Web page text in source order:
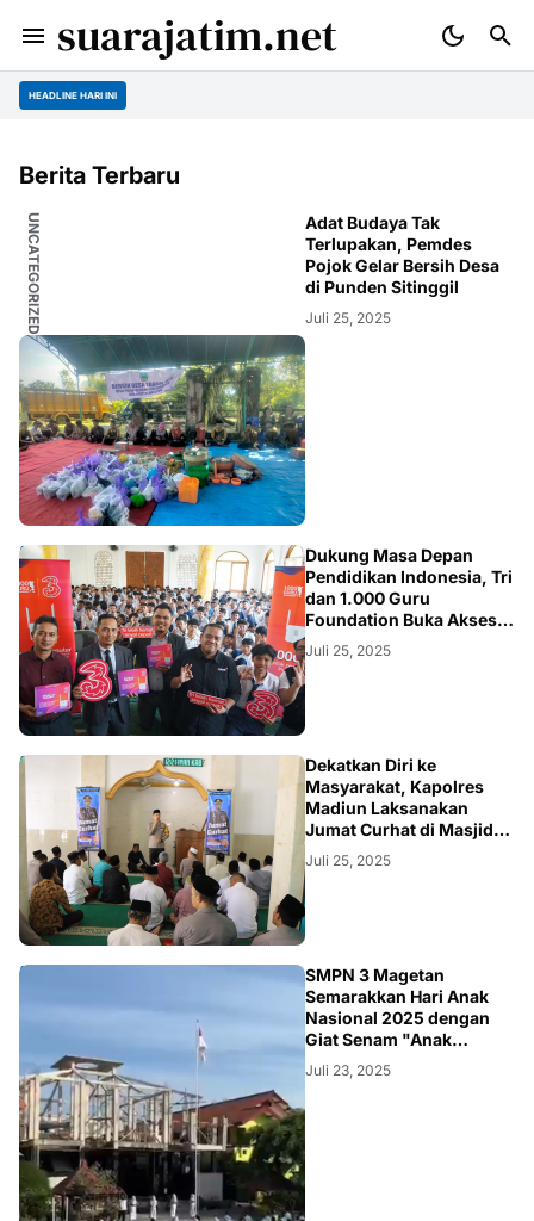
suarajatim.net
HEADLINE HARI INI
Berita Terbaru
UNCATEGORIZED
Adat Budaya Tak
Terlupakan, Pemdes
Pojok Gelar Bersih Desa
di Punden Sitinggil
Juli 25, 2025
NEWS
Dukung Masa Depan
Pendidikan Indonesia, Tri
dan 1.000 Guru
Foundation Buka Akses
Digital di Pelosok Negeri
Juli 25, 2025
NEWS
Dekatkan Diri ke
Masyarakat, Kapolres
Madiun Laksanakan
Jumat Curhat di Masjid
Kuncen
Juli 25, 2025
NEWS
SMPN 3 Magetan
Semarakkan Hari Anak
Nasional 2025 dengan
Giat Senam "Anak
Indonesia Hebat"
Juli 23, 2025